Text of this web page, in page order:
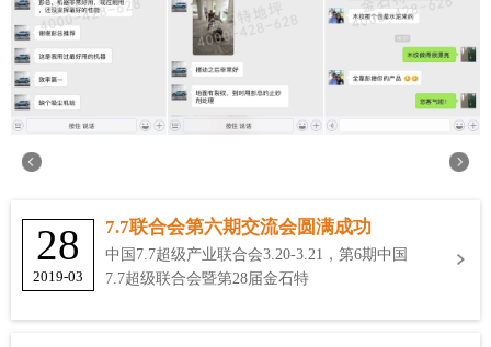
28
2019-03
7.7联合会第六期交流会圆满成功
中国7.7超级产业联合会3.20-3.21，第6期中国
7.7超级联合会暨第28届金石特